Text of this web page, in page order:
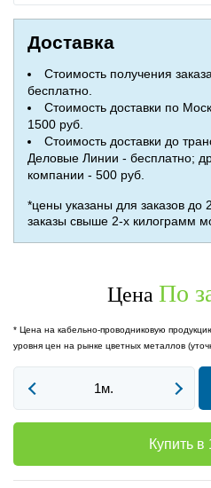
Доставка
Стоимость получения
бесплатно.
Стоимость доставки по
1500 руб.
Стоимость доставки до
Деловые Линии - бесплатно;
компании - 500 руб.
*цены указаны для заказов
заказы свыше 2-х килограмм
Цена По
* Цена на кабельно-проводниковую
уровня цен на рынке цветных металлов
Купить в